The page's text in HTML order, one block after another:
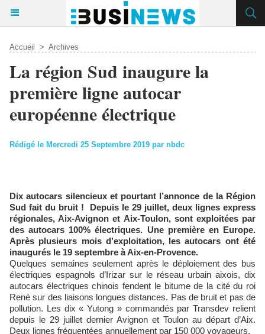
Accueil > Archives
La région Sud inaugure la
première ligne autocar
européenne électrique
Rédigé le Mercredi 25 Septembre 2019 par nbdc
Dix autocars silencieux et pourtant l’annonce de la Région
Sud fait du bruit ! Depuis le 29 juillet, deux lignes express
régionales, Aix-Avignon et Aix-Toulon, sont exploitées par
des autocars 100% électriques. Une première en Europe.
Après plusieurs mois d’exploitation, les autocars ont été
inaugurés le 19 septembre à Aix-en-Provence.
Quelques semaines seulement après le déploiement des bus
électriques espagnols d’Irizar sur le réseau urbain aixois, dix
autocars électriques chinois fendent le bitume de la cité du roi
René sur des liaisons longues distances. Pas de bruit et pas de
pollution. Les dix « Yutong » commandés par Transdev relient
depuis le 29 juillet dernier Avignon et Toulon au départ d’Aix.
Deux lignes fréquentées annuellement par 150 000 voyageurs.